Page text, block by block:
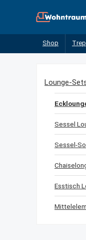
Shop
Lounge-
Sessel
Sessel-
Esstisch